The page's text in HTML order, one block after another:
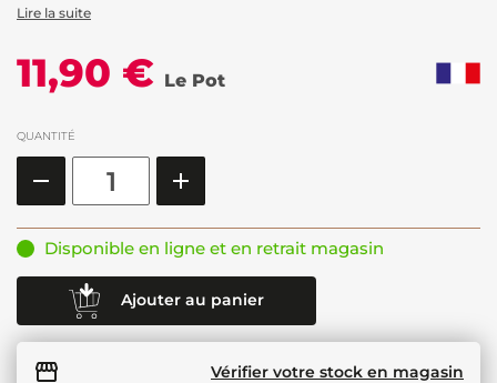
Lire la suite
11,90 € Le Pot
QUANTITÉ
Disponible en ligne et en retrait magasin
Ajouter au panier
Vérifier votre stock en magasin